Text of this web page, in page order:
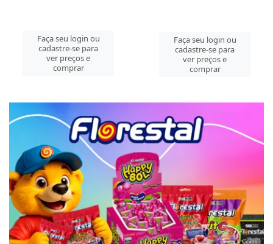
Faça seu login ou
cadastre-se para
ver preços e
comprar
Faça seu login ou
cadastre-se para
ver preços e
comprar